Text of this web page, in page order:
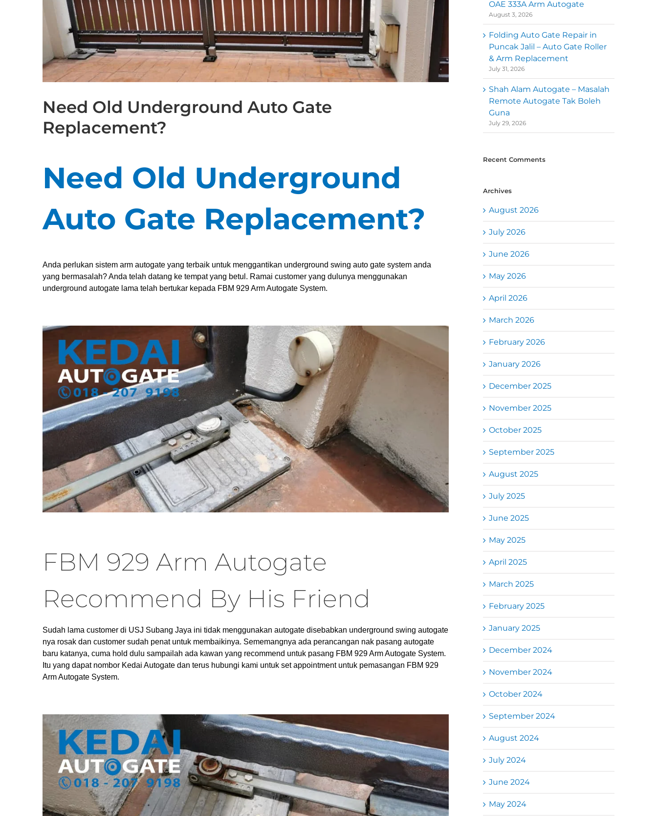
Need Old Underground Auto Gate
Replacement?
Need Old Underground
Auto Gate Replacement?
Anda perlukan sistem arm autogate yang terbaik untuk menggantikan underground swing auto gate system anda
yang bermasalah? Anda telah datang ke tempat yang betul. Ramai customer yang dulunya menggunakan
underground autogate lama telah bertukar kepada FBM 929 Arm Autogate System.
FBM 929 Arm Autogate
Recommend By His Friend
Sudah lama customer di USJ Subang Jaya ini tidak menggunakan autogate disebabkan underground swing autogate
nya rosak dan customer sudah penat untuk membaikinya. Sememangnya ada perancangan nak pasang autogate
baru katanya, cuma hold dulu sampailah ada kawan yang recommend untuk pasang FBM 929 Arm Autogate System.
Itu yang dapat nombor Kedai Autogate dan terus hubungi kami untuk set appointment untuk pemasangan FBM 929
Arm Autogate System.
OAE 333A Arm Autogate
August 3, 2026
Folding Auto Gate Repair in
Puncak Jalil – Auto Gate Roller
& Arm Replacement
July 31, 2026
Shah Alam Autogate – Masalah
Remote Autogate Tak Boleh
Guna
July 29, 2026
Recent Comments
Archives
August 2026
July 2026
June 2026
May 2026
April 2026
March 2026
February 2026
January 2026
December 2025
November 2025
October 2025
September 2025
August 2025
July 2025
June 2025
May 2025
April 2025
March 2025
February 2025
January 2025
December 2024
November 2024
October 2024
September 2024
August 2024
July 2024
June 2024
May 2024